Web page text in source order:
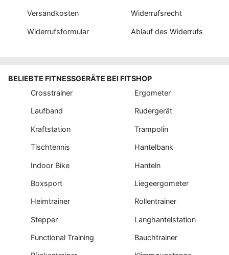
Versandkosten Widerrufsrecht
Widerrufsformular Ablauf des Widerrufs
BELIEBTE FITNESSGERÄTE BEI FITSHOP
Crosstrainer
Ergometer
Laufband Rudergerät
Kraftstation Trampolin
Tischtennis Hantelbank
Indoor Bike Hanteln
Boxsport Liegeergometer
Heimtrainer Rollentrainer
Stepper Langhantelstation
Functional Training Bauchtrainer